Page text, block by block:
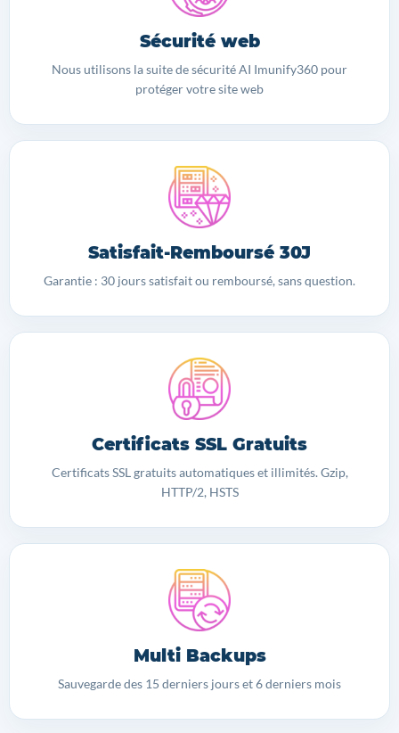
Sécurité web
Nous utilisons la suite de sécurité AI Imunify360 pour
protéger votre site web
Satisfait-Remboursé 30J
Garantie : 30 jours satisfait ou remboursé, sans question.
Certificats SSL Gratuits
Certificats SSL gratuits automatiques et illimités. Gzip,
HTTP/2, HSTS
Multi Backups
Sauvegarde des 15 derniers jours et 6 derniers mois